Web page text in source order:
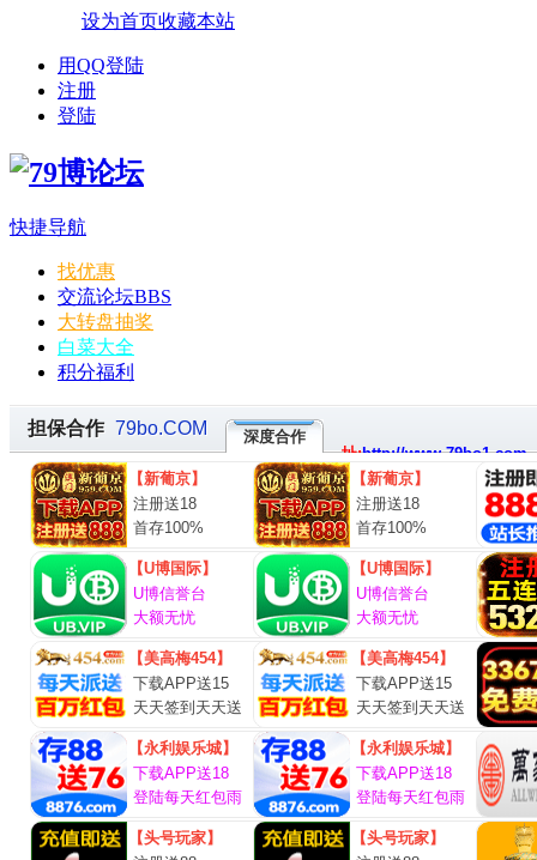
设为首页收藏本站
用QQ登陆
注册
登陆
快捷导航
找优惠
交流论坛BBS
大转盘抽奖
白菜大全
积分福利